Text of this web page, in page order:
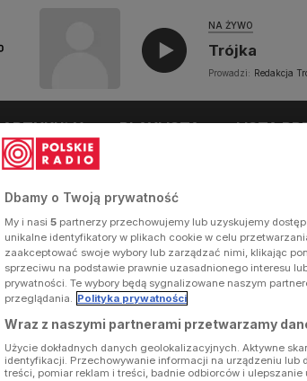
NA ŻYWO
Trójka
Prowadzi: Redakcja
ARTYKUŁY PLAYLISTA LISTA
Dbamy o Twoją prywatność
My i nasi 5 partnerzy przechowujemy lub uzyskujemy
unikalne identyfikatory w plikach cookie w celu
zaakceptować swoje wybory lub zarządzać nimi, klikając
sprzeciwu na podstawie prawnie uzasadnionego interesu
prywatności. Te wybory będą sygnalizowane naszym
przeglądania. Polityka prywatności
Wraz z naszymi partnerami przetwarzamy
Użycie dokładnych danych geolokalizacyjnych. Aktywne
identyfikacji. Przechowywanie informacji na urządzeniu lub
treści, pomiar reklam i treści, badnie odbiorców i ulepszanie